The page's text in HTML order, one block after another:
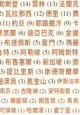
斯登 (14)雲林 (13)法蘭克
瓦拉那西 (12) 德里 (11) 費
(11)約旦 (9) 耶路撒冷 (9)卡
黑蘭 (6) 迪亞巴克 (6) 金邊
布達佩斯 (5) 廈門 (5) 瑪麗
特 (5) 阿勒坡 (5) 阿姆斯特
布魯塞爾 (4) 新加坡 (4) 齋
提比里斯 (3) 斯德哥爾摩
澳良 (3)舊金山 (3) 伊斯法罕
南京 (2) 吉隆坡 (2) 安特衛普 (2)
(2) 華盛頓 (2) 開普敦 (2) 青島
可倫坡 (1) 哈爾濱 (1) 愛丁堡 (1)